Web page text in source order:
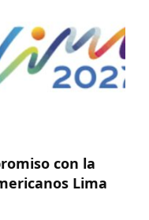
con la
Lima